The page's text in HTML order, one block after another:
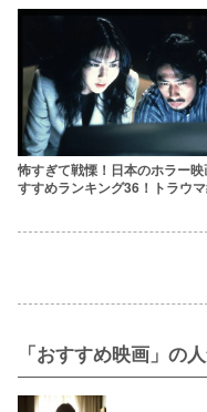
怖すぎて戦慄！日本のホラー
すすめランキング36！トラウ
「おすすめ映画」の